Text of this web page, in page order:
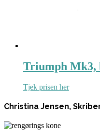
Triumph Mk3,
Tjek prisen her
Christina Jensen,